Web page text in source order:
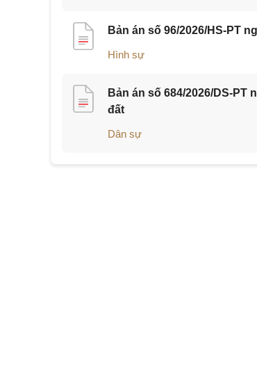
Bản án số 96/2026/HS-PT
Hình sự
Bản án số 684/2026/DS-
đất
Dân sự